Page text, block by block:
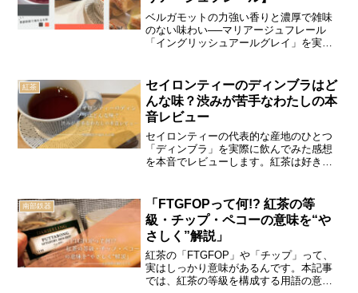
ベルガモットの力強い香りと濃厚で雑味
のない味わい──マリアージュフレール
「イングリッシュアールグレイ」を実飲
ーアレンジ、他銘柄比較まで“パワフルな
アールグレイ”の魅力を詳しく紹介しま
す。
紅茶
セイロンティーのディンブラはど
んな味？渋みが苦手なわたしの本
音レビュー
セイロンティーの代表的な産地のひとつ
「ディンブラ」を実際に飲んでみた感想
を本音でレビューします。紅茶は好きだ
感じたのは、ほどよい渋みと軽やかな香
り、クセの少ない飲みやすさでした。ダ
ージリンやアールグレイ、ニルギリとの
違いにも触れながら、ストレート・レモ
ンティー・甘いお菓子との相性までまと
めています。
南部鉄器
「FTGFOPって何!? 紅茶の等
級・チップ・ペコーの意味を“や
さしく”解説」
紅茶の「FTGFOP」や「チップ」って、
実はしっかり意味があるんです。本記事
では、紅茶の等級を構成する用語の意味